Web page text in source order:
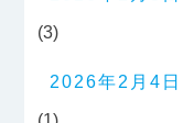
(3)
2026年2月4日